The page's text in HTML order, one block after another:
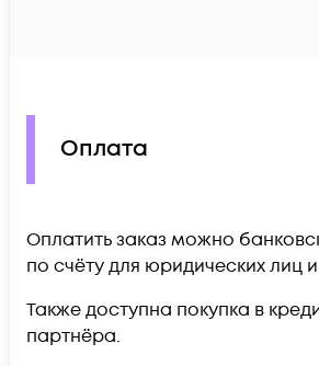
Оплата
Оплатить заказ можно
по счёту для юридических лиц
Также доступна покупка в
партнёра.